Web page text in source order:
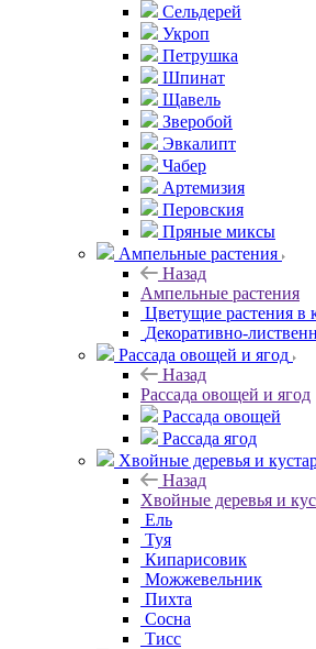
Сельдерей
Укроп
Петрушка
Шпинат
Щавель
Зверобой
Эвкалипт
Чабер
Артемизия
Перовския
Пряные миксы
Ампельные растения
Назад
Ампельные растения
Цветущие растения в
Декоративно-
Рассада овощей и ягод
Назад
Рассада овощей и ягод
Рассада овощей
Рассада ягод
Хвойные деревья и
Назад
Хвойные деревья и
Ель
Туя
Кипарисовик
Можжевельник
Пихта
Сосна
Тисc